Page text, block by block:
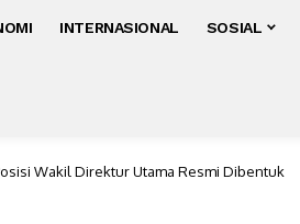
INTERNASIONAL SOSIAL
Wakil Direktur Utama Resmi Dibentuk